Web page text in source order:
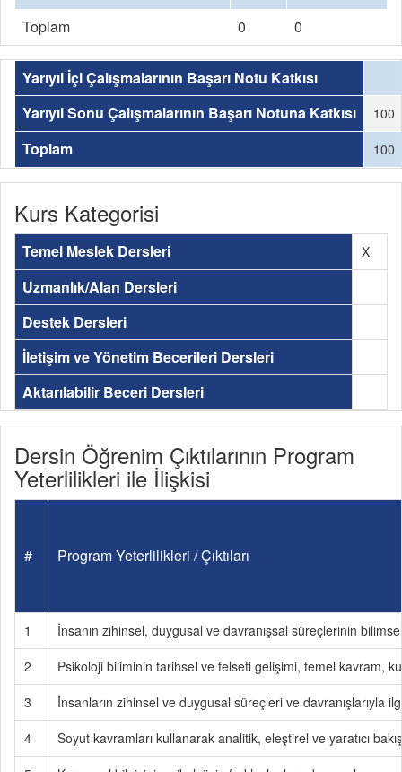
Toplam 0 0
Yarıyıl İçi Çalışmalarının Başarı Notu Katkısı
Yarıyıl Sonu Çalışmalarının Başarı Notuna Katkısı
100
Toplam 100
Kurs Kategorisi
Temel Meslek Dersleri X
Uzmanlık/Alan Dersleri
Destek Dersleri
İletişim ve Yönetim Becerileri Dersleri
Aktarılabilir Beceri Dersleri
Dersin Öğrenim Çıktılarının Program
Yeterlilikleri ile İlişkisi
# Program Yeterlilikleri / Çıktıları
1
İnsanın zihinsel, duygusal ve davranışsal süreçlerinin
2
Psikoloji biliminin tarihsel ve felsefi gelişimi, temel kavram,
3
İnsanların zihinsel ve duygusal süreçleri ve
4
Soyut kavramları kullanarak analitik, eleştirel ve yaratıcı